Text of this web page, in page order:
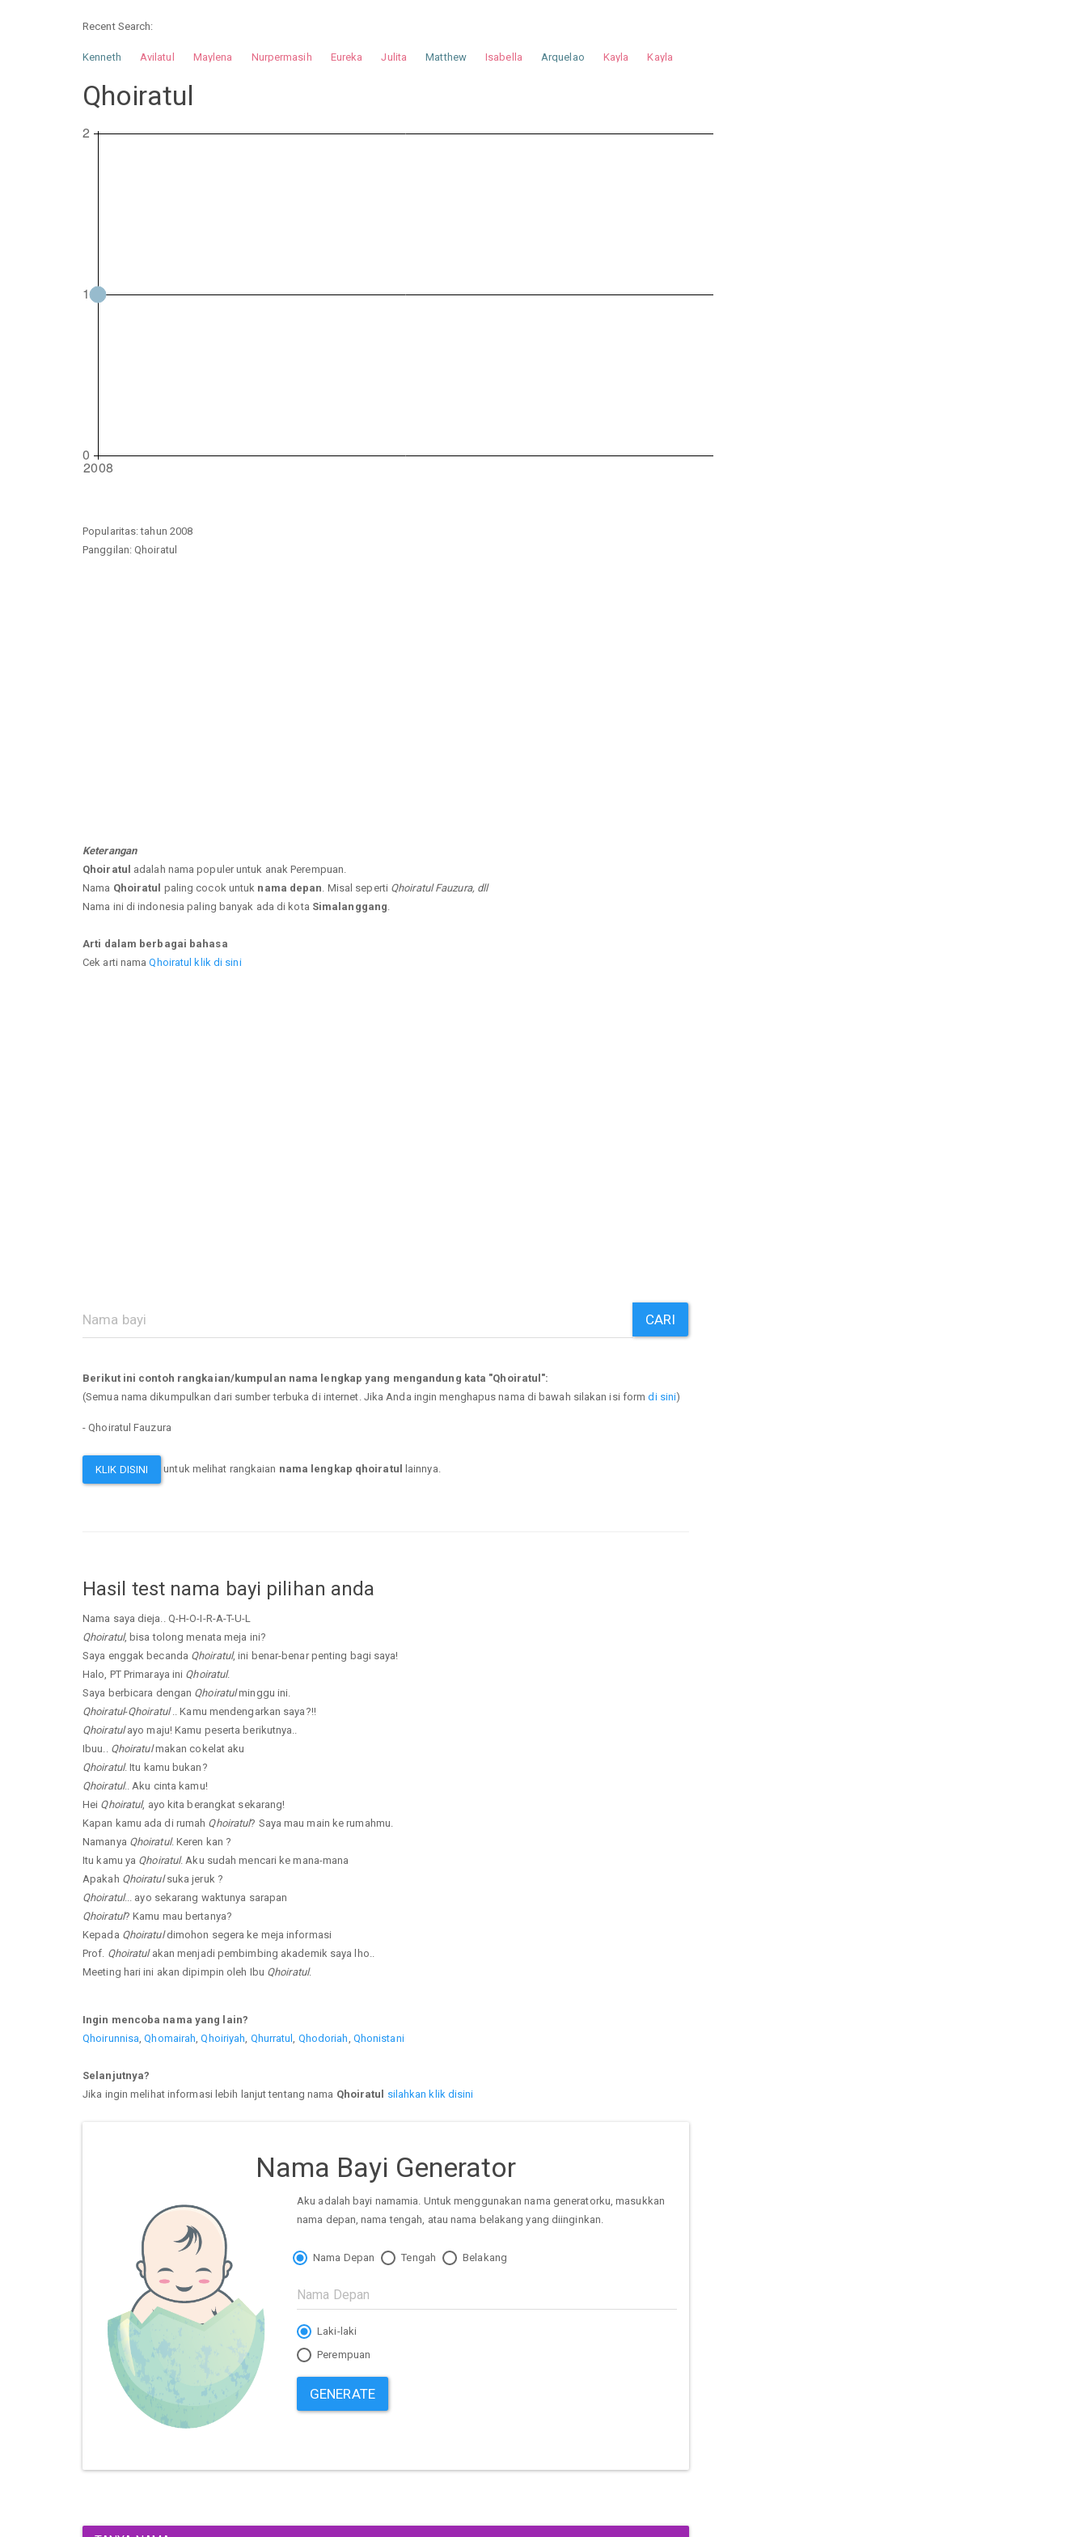
Recent Search:
Kenneth Avilatul Maylena Nurpermasih Eureka Julita Matthew Isabella Arquelao Kayla
Kayla
Qhoiratul
Popularitas: tahun 2008
Panggilan: Qhoiratul
Keterangan
Qhoiratul adalah nama populer untuk anak Perempuan.
Nama Qhoiratul paling cocok untuk nama depan . Misal seperti Qhoiratul Fauzura, dll
Nama ini di indonesia paling banyak ada di kota Simalanggang
Arti dalam berbagai bahasa
Cek arti namaQhoiratul klik di sini
CARI
Berikut ini contoh rangkaian/kumpulan nama lengkap yang mengandung kata "Qhoiratul":
(Semua nama dikumpulkan dari sumber terbuka di internet. Jika Anda ingin menghapus nama di bawah silakan isi formdi sini)
- Qhoiratul Fauzura
KLIK DISINI untuk melihat rangkaian nama lengkap qhoiratul lainnya.
Hasil test nama bayi pilihan anda
Nama saya dieja.. Q-H-O-I-R-A-T-U-L
Qhoiratul, bisa tolong menata meja ini?
Saya enggak becanda Qhoiratul, ini benar-benar penting bagi saya!
Halo, PT Primaraya ini Qhoiratul.
Saya berbicara dengan Qhoiratulminggu ini.
Qhoiratul-Qhoiratul.. Kamu mendengarkan saya?!!
Qhoiratulayo maju! Kamu peserta berikutnya..
Ibuu.. Qhoiratulmakan cokelat aku
Qhoiratul. Itu kamu bukan?
Qhoiratul.. Aku cinta kamu!
Hei Qhoiratul, ayo kita berangkat sekarang!
Kapan kamu ada di rumah Qhoiratul? Saya mau main ke rumahmu.
Namanya Qhoiratul. Keren kan ?
Itu kamu ya Qhoiratul. Aku sudah mencari ke mana-mana
Apakah Qhoiratulsuka jeruk ?
Qhoiratul... ayo sekarang waktunya sarapan
Qhoiratul? Kamu mau bertanya?
Kepada Qhoiratuldimohon segera ke meja informasi
Prof. Qhoiratulakan menjadi pembimbing akademik saya lho..
Meeting hari ini akan dipimpin oleh Ibu Qhoiratul.
Ingin mencoba nama yang lain?
Qhoirunnisa ,Qhomairah ,Qhoiriyah Qhurratul Qhodoriah Qhonistani
Selanjutnya?
Jika ingin melihat informasi lebih lanjut tentang nama Qhoiratul silahkan klik disini
Nama Bayi Generator
Aku adalah bayi namamia. Untuk menggunakan nama generatorku, masukkan
nama depan, nama tengah, atau nama belakang yang diinginkan.
Nama Depan Tengah Belakang
Laki-laki
Perempuan
GENERATE